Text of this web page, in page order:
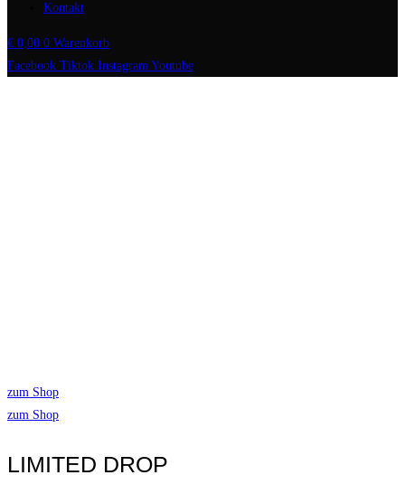
Kontakt
€ 0,00 0 Warenkorb
Facebook Tiktok Instagram Youtube
zum Shop
zum Shop
LIMITED DROP